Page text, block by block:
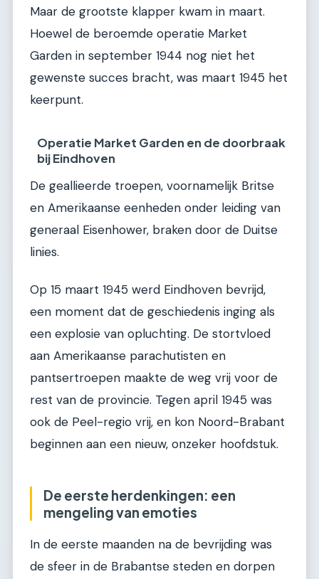
Maar de grootste klapper kwam in maart.
Hoewel de beroemde operatie Market
Garden in september 1944 nog niet het
gewenste succes bracht, was maart 1945 het
keerpunt.
Operatie Market Garden en de doorbraak
bij Eindhoven
De geallieerde troepen, voornamelijk Britse
en Amerikaanse eenheden onder leiding van
generaal Eisenhower, braken door de Duitse
linies.
Op 15 maart 1945 werd Eindhoven bevrijd,
een moment dat de geschiedenis inging als
een explosie van opluchting. De stortvloed
aan Amerikaanse parachutisten en
pantsertroepen maakte de weg vrij voor de
rest van de provincie. Tegen april 1945 was
ook de Peel-regio vrij, en kon Noord-Brabant
beginnen aan een nieuw, onzeker hoofdstuk.
De eerste herdenkingen: een
mengeling van emoties
In de eerste maanden na de bevrijding was
de sfeer in de Brabantse steden en dorpen